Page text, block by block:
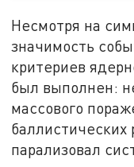
Несмотря на
значимость
критериев
был выполнен:
массового
баллистических
парализовал